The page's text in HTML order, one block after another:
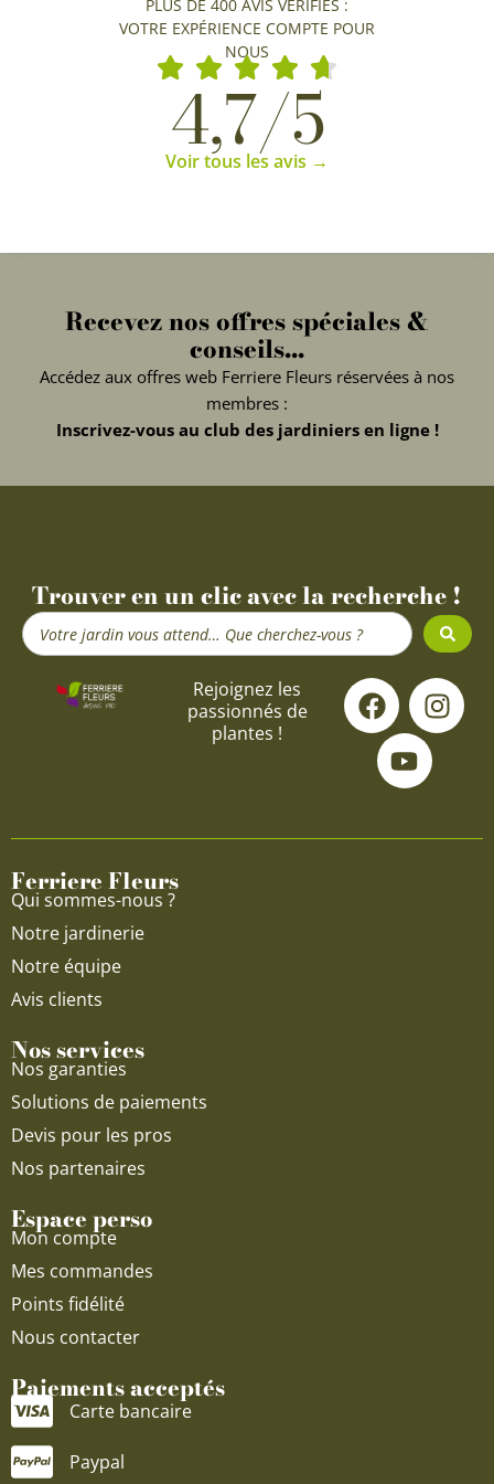
PLUS DE 400 AVIS VÉRIFIÉS :
VOTRE EXPÉRIENCE COMPTE POUR
NOUS
4,7/5
Voir tous les avis →
Recevez nos offres spéciales &
conseils...
Accédez aux offres web Ferriere Fleurs réservées à nos
membres :
Inscrivez-vous au club des jardiniers en ligne !
Trouver en un clic avec la recherche !
Search
...
Rejoignez les
passionnés de
plantes !
F
a
c
e
o
I
n
s
g
Y
o
u
t
u
b
Ferriere Fleurs
Qui sommes-nous ?
Notre jardinerie
Notre équipe
Avis clients
Nos services
Nos garanties
Solutions de paiements
Devis pour les pros
Nos partenaires
Espace perso
Mon compte
Mes commandes
Points fidélité
Nous contacter
Paiements acceptés
Carte bancaire
Paypal